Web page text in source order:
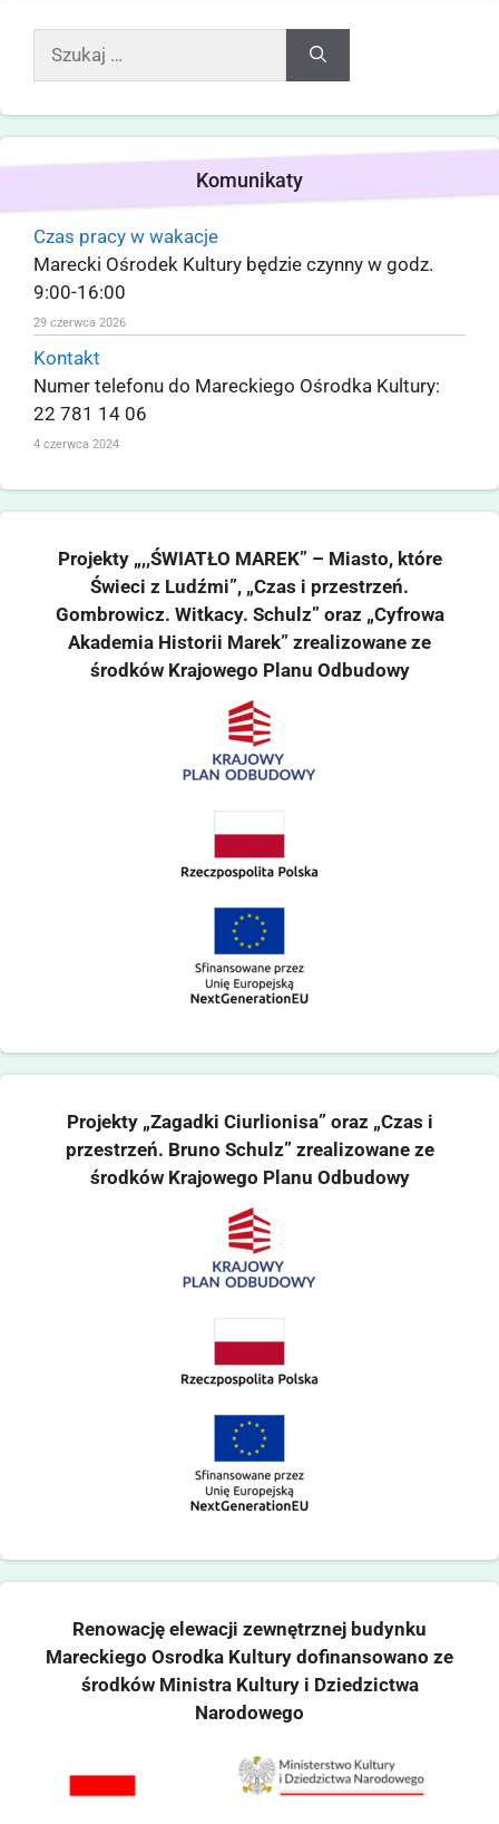
Komunikaty
Czas pracy w wakacje
Marecki Ośrodek Kultury będzie czynny w godz.
9:00-16:00
29 czerwca 2026
Kontakt
Numer telefonu do Mareckiego Ośrodka Kultury:
22 781 14 06
4 czerwca 2024
Projekty „,,ŚWIATŁO MAREK” – Miasto, które
Świeci z Ludźmi”, „Czas i przestrzeń.
Gombrowicz. Witkacy. Schulz” oraz „Cyfrowa
Akademia Historii Marek” zrealizowane ze
środków Krajowego Planu Odbudowy
Projekty „Zagadki Ciurlionisa” oraz „Czas i
przestrzeń. Bruno Schulz” zrealizowane ze
środków Krajowego Planu Odbudowy
Renowację elewacji zewnętrznej budynku
Mareckiego Osrodka Kultury dofinansowano ze
środków Ministra Kultury i Dziedzictwa
Narodowego